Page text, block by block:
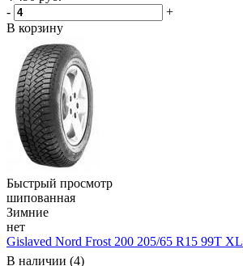
-
+
В корзину
Быстрый просмотр
шипованная
Зимние
нет
Gislaved Nord Frost 200 205/65 R15 99T XL
В наличии (4)